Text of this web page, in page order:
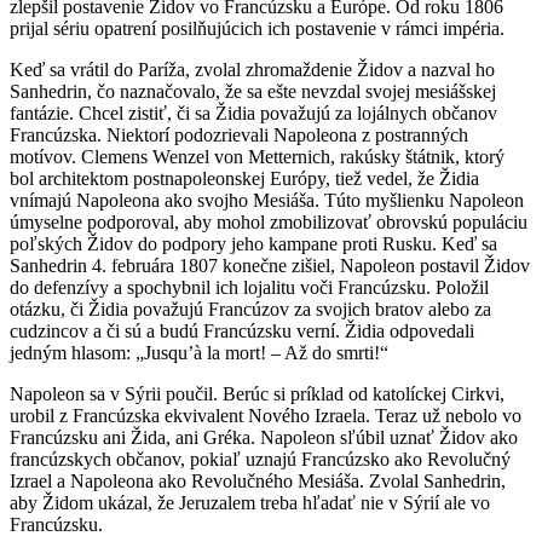
zlepšil postavenie Židov vo Francúzsku a Európe. Od roku 1806
prijal sériu opatrení posilňujúcich ich postavenie v rámci impéria.
Keď sa vrátil do Paríža, zvolal zhromaždenie Židov a nazval ho
Sanhedrin, čo naznačovalo, že sa ešte nevzdal svojej mesiášskej
fantázie. Chcel zistiť, či sa Židia považujú za lojálnych občanov
Francúzska. Niektorí podozrievali Napoleona z postranných
motívov. Clemens Wenzel von Metternich, rakúsky štátnik, ktorý
bol architektom postnapoleonskej Európy, tiež vedel, že Židia
vnímajú Napoleona ako svojho Mesiáša. Túto myšlienku Napoleon
úmyselne podporoval, aby mohol zmobilizovať obrovskú populáciu
poľských Židov do podpory jeho kampane proti Rusku. Keď sa
Sanhedrin 4. februára 1807 konečne zišiel, Napoleon postavil Židov
do defenzívy a spochybnil ich lojalitu voči Francúzsku. Položil
otázku, či Židia považujú Francúzov za svojich bratov alebo za
cudzincov a či sú a budú Francúzsku verní. Židia odpovedali
jedným hlasom: „Jusqu’à la mort! – Až do smrti!“
Napoleon sa v Sýrii poučil. Berúc si príklad od katolíckej Cirkvi,
urobil z Francúzska ekvivalent Nového Izraela. Teraz už nebolo vo
Francúzsku ani Žida, ani Gréka. Napoleon sľúbil uznať Židov ako
francúzskych občanov, pokiaľ uznajú Francúzsko ako Revolučný
Izrael a Napoleona ako Revolučného Mesiáša. Zvolal Sanhedrin,
aby Židom ukázal, že Jeruzalem treba hľadať nie v Sýrií ale vo
Francúzsku.